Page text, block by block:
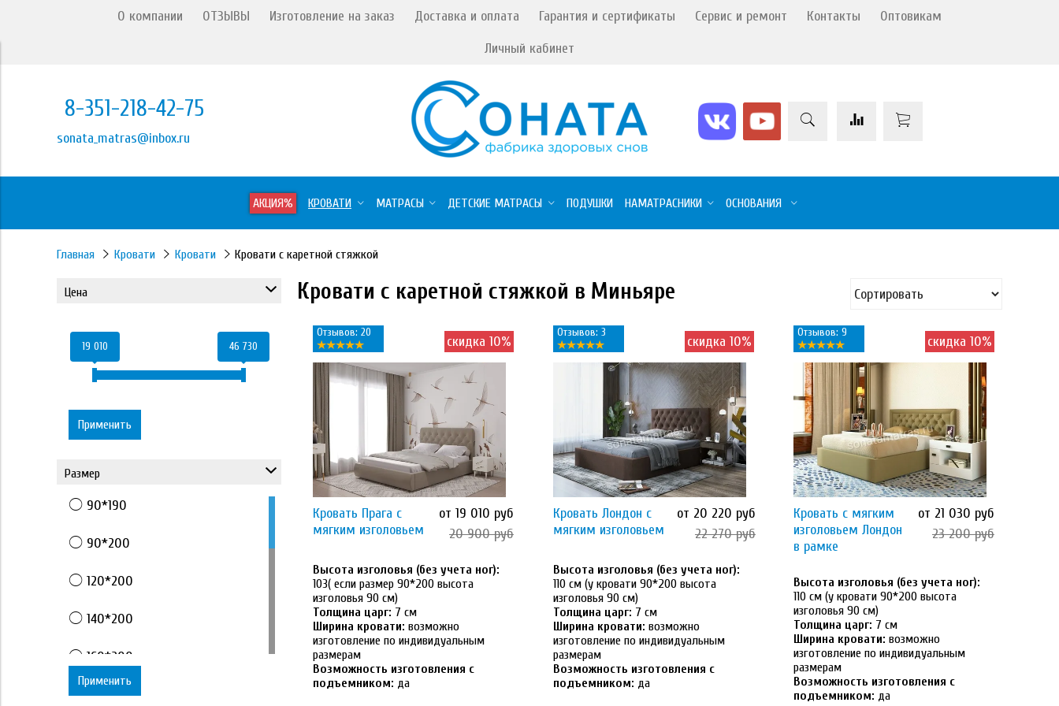
О компании ОТЗЫВЫ Изготовление на заказ Доставка и оплата Гарантия и сертификаты Сервис и ремонт Контакты
Оптовикам
Личный кабинет
8-351-218-42-75
sonata_matras@inbox.ru
АКЦИЯ% КРОВАТИ МАТРАСЫ ДЕТСКИЕ МАТРАСЫ ПОДУШКИ НАМАТРАСНИКИ ОСНОВАНИЯ
Главная Кровати Кровати Кровати с каретной стяжкой
Цена
19 010 46 730
Применить
Размер
90*190
90*200
120*200
140*200
160*200
180*200
Применить
Кровати с каретной стяжкой в Миньяре
Отзывов: 20
скидка 10%
Кровать Прага с
мягким изголовьем
от 19 010 руб
20 900 руб
Высота изголовья (без учета ног):
103( если размер 90*200 высота
изголовья 90 см)
Толщина царг: 7 см
Ширина кровати: возможно
изготовление по индивидуальным
размерам
Возможность изготовления с
подъемником: да
Отзывов: 3
скидка 10%
Кровать Лондон с
мягким изголовьем
от 20 220 руб
22 270 руб
Высота изголовья (без учета ног):
110 см (у кровати 90*200 высота
изголовья 90 см)
Толщина царг: 7 см
Ширина кровати: возможно
изготовление по индивидуальным
размерам
Возможность изготовления с
подъемником: да
Отзывов: 9
скидка 10%
Кровать с мягким
изголовьем Лондон
в рамке
от 21 030 руб
23 200 руб
Высота изголовья (без учета ног):
110 см (у кровати 90*200 высота
изголовья 90 см)
Толщина царг: 7 см
Ширина кровати: возможно
изготовление по индивидуальным
размерам
Возможность изготовления с
подъемником: да